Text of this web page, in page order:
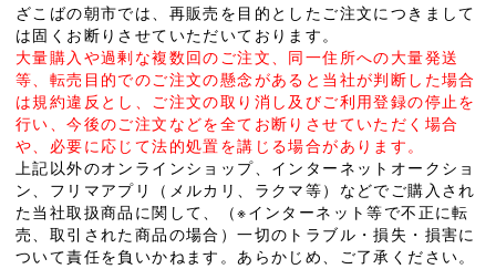
ざこばの朝市では、再販売を目的としたご注文につきまして
は固くお断りさせていただいております。
大量購入や過剰な複数回のご注文、同一住所への大量発送
等、転売目的でのご注文の懸念があると当社が判断した場合
は規約違反とし、ご注文の取り消し及びご利用登録の停止を
行い、今後のご注文などを全てお断りさせていただく場合
や、必要に応じて法的処置を講じる場合があります。
上記以外のオンラインショップ、インターネットオークショ
ン、フリマアプリ（メルカリ、ラクマ等）などでご購入され
た当社取扱商品に関して、（※インターネット等で不正に転
売、取引された商品の場合）一切のトラブル・損失・損害に
ついて責任を負いかねます。あらかじめ、ご了承ください。